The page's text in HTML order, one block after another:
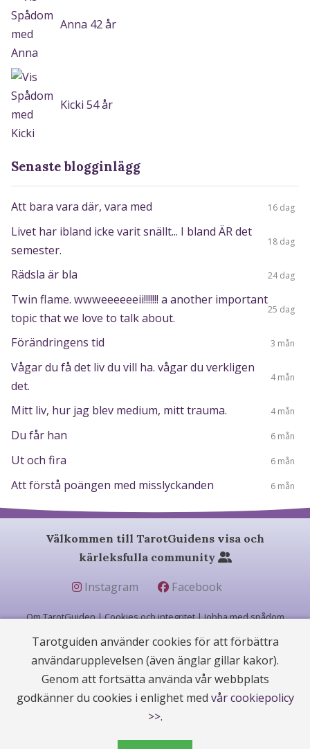
Anna 42 år
Kicki 54 år
Senaste blogginlägg
Att bara vara där, vara med 16 dag
Livet har ibland icke varit snällt... I bland ÄR det
semester.
18 dag
Rädsla är bla 24 dag
Twin flame. wwweeeeeeii!!!!!!! a another important
topic that we love to talk about.
25 dag
Förändringens tid 3 mån
Vågar du få det liv du vill ha. vågar du verkligen
det.
4 mån
Mitt liv, hur jag blev medium, mitt trauma. 4 mån
Du får han 6 mån
Ut och fira 6 mån
Att förstå poängen med misslyckanden 6 mån
Välkommen till TarotGuidens visa och
kärleksfulla community
Instagram Facebook
Om TarotGuiden|Cookies och integritet|Jobba med spådom
© 2004 - 2026 (22 år) |TarotGuiden.com | betygsätt oss på Trustpilot
Alla samtal kostar 25:90 kr/min och sker privat från rådgivarens hem. Tarotlinjen
ger full sekretess, och vi följer
Alla Rådgivare är 18 år eller äldre. Alla bilder är privata och får inte kopieras,
Tarotguiden använder cookies för att förbättra
användarupplevelsen (även änglar gillar kakor).
Genom att fortsätta använda vår webbplats
godkänner du cookies i enlighet med vår cookiepolicy
>>.